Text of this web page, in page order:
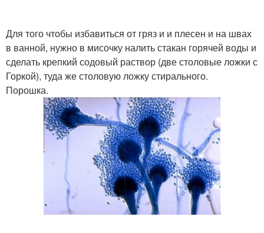
Для того чтобы избавиться от гряз и и плесен и на швах
в ванной, нужно в мисочку налить стакан горячей воды и
сделать крепкий содовый раствор (две столовые ложки с
Горкой), туда же столовую ложку стирального.
Порошка.